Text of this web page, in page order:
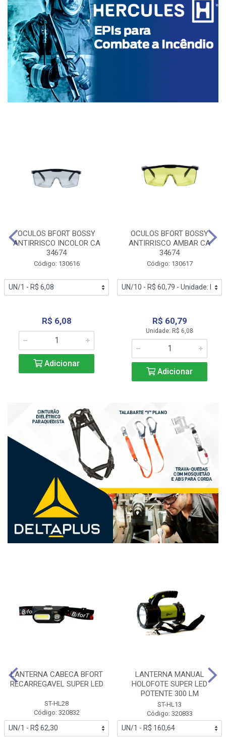
OCULOS BFORT BOSSY
ANTIRRISCO INCOLOR CA
34674
Código: 130616
R$ 6,08
Adicionar
OCULOS BFORT BOSSY
ANTIRRISCO AMBAR CA
34674
Código: 130617
R$ 60,79
Unidade: R$ 6,08
Adicionar
LANTERNA CABECA BFORT
RECARREGAVEL SUPER LED
ST-HL28
Código: 320832
LANTERNA MANUAL
HOLOFOTE SUPER LED
POTENTE 300 LM
ST-HL13
Código: 320833